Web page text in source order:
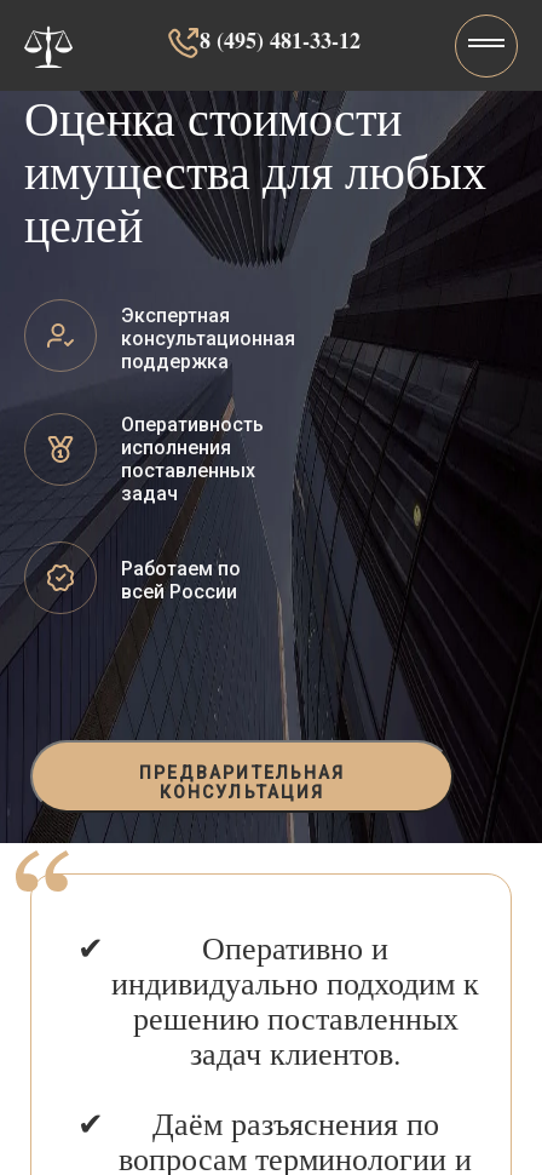
8 (495) 481-33-12‬‬
Оценка стоимости
имущества для любых
целей
Экспертная
консультационная
поддержка
Оперативность
исполнения
поставленных
задач
Работаем по
всей России
ПРЕДВАРИТЕЛЬНАЯ
КОНСУЛЬТАЦИЯ
Оперативно и
индивидуально подходим к
решению поставленных
задач клиентов.
Даём разъяснения по
вопросам терминологии и